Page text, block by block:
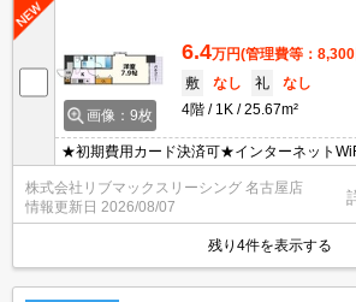
画像：9枚
6.4万円(管理費等：
敷
なし 礼
なし
4階
1K 25.67m²
★初期費用カード決済可★インターネット
など設備充実♪スーパーが近くにあって便利
内見・WEB契約等、ご来店なしでご契約可能
株式会社リブマックスリーシング 名古屋店
情報更新日 2026/08/07
残り4件を表示する